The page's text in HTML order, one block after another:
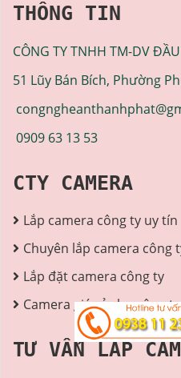
THÔNG TIN
CÔNG TY TNHH TM-DV
51 Lũy Bán Bích, Phường
0909 63 13 53
CTY CAMERA
Lắp camera công ty uy tín
Chuyên lắp camera công
Lắp đặt camera công ty
Camera giá rẻ cho công ty
TƯ VẤN LẮP